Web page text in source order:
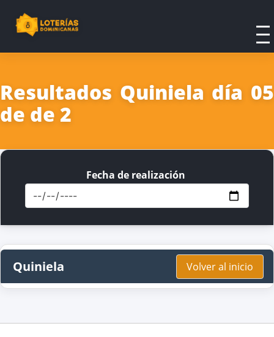
Resultados Quiniela día 05
de de 2
Fecha de realización
Quiniela Volver al inicio